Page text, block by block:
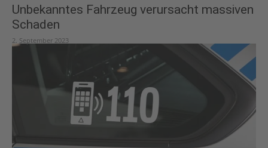
Unbekanntes Fahrzeug verursacht massiven
Schaden
2. September 2023